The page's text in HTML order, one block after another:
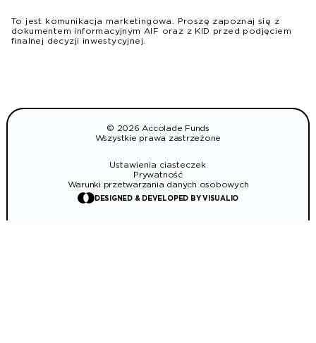
To jest komunikacja marketingowa. Proszę zapoznaj się z
dokumentem informacyjnym AIF oraz z KID przed podjęciem
finalnej decyzji inwestycyjnej.
© 2026 Accolade Funds
Wszystkie prawa zastrzeżone
Ustawienia ciasteczek
Prywatność
Warunki przetwarzania danych osobowych
DESIGNED & DEVELOPED BY VISUALIO